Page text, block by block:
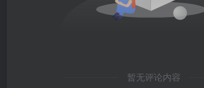
暂无评论内容